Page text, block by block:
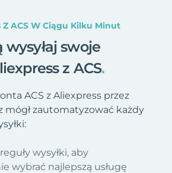
Z ACS W Ciągu Kilku Minut
wysyłaj swoje
z ACS.
ACS z Aliexpress przez
mógł zautomatyzować każdy
wysyłki, aby
wybrać najlepszą usługę